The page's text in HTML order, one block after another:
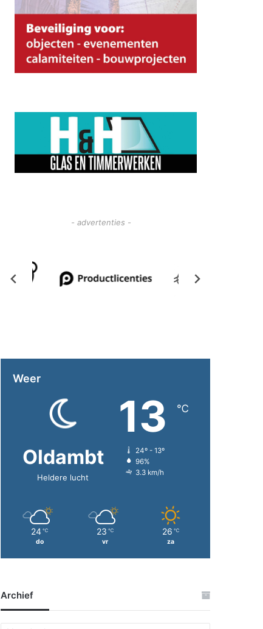
- advertenties -
Weer
Oldambt
Heldere lucht
13 ℃
24º - 13º
96%
3.3 km/h
24 ℃
do
23 ℃
vr
26 ℃
za
Archief